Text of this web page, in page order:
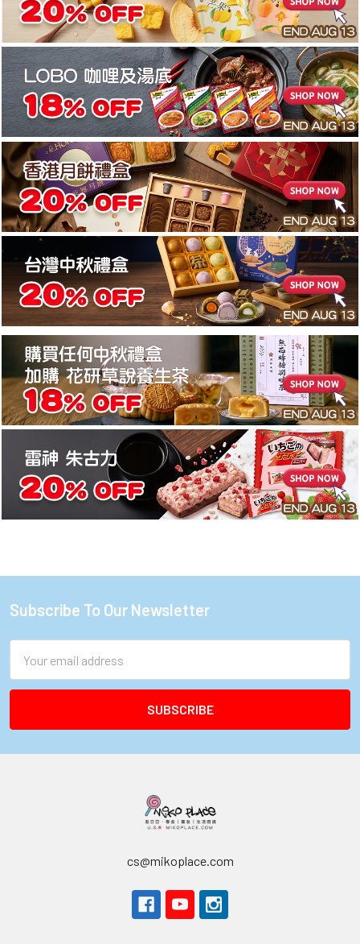
Footer
Subscribe To Our Newsletter
Address
cs@mikoplace.com